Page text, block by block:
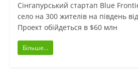
Сінгапурський стартап Blue
село на 300 жителів на південь
Проект обійдеться в $60 млн
Більше...